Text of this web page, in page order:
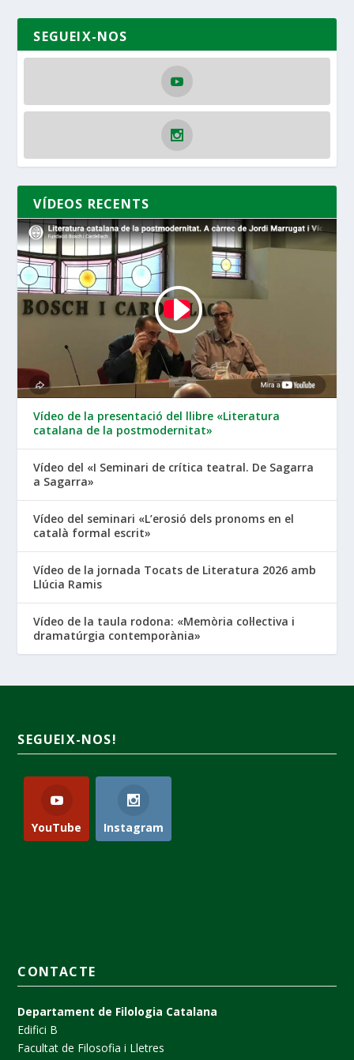
SEGUEIX-NOS
VÍDEOS RECENTS
Vídeo de la presentació del llibre «Literatura
catalana de la postmodernitat»
Vídeo del «I Seminari de crítica teatral. De Sagarra
a Sagarra»
Vídeo del seminari «L’erosió dels pronoms en el
català formal escrit»
Vídeo de la jornada Tocats de Literatura 2026 amb
Llúcia Ramis
Vídeo de la taula rodona: «Memòria col·lectiva i
dramatúrgia contemporània»
SEGUEIX-NOS!
YouTube Instagram
CONTACTE
Departament de Filologia Catalana
Edifici B
Facultat de Filosofia i Lletres